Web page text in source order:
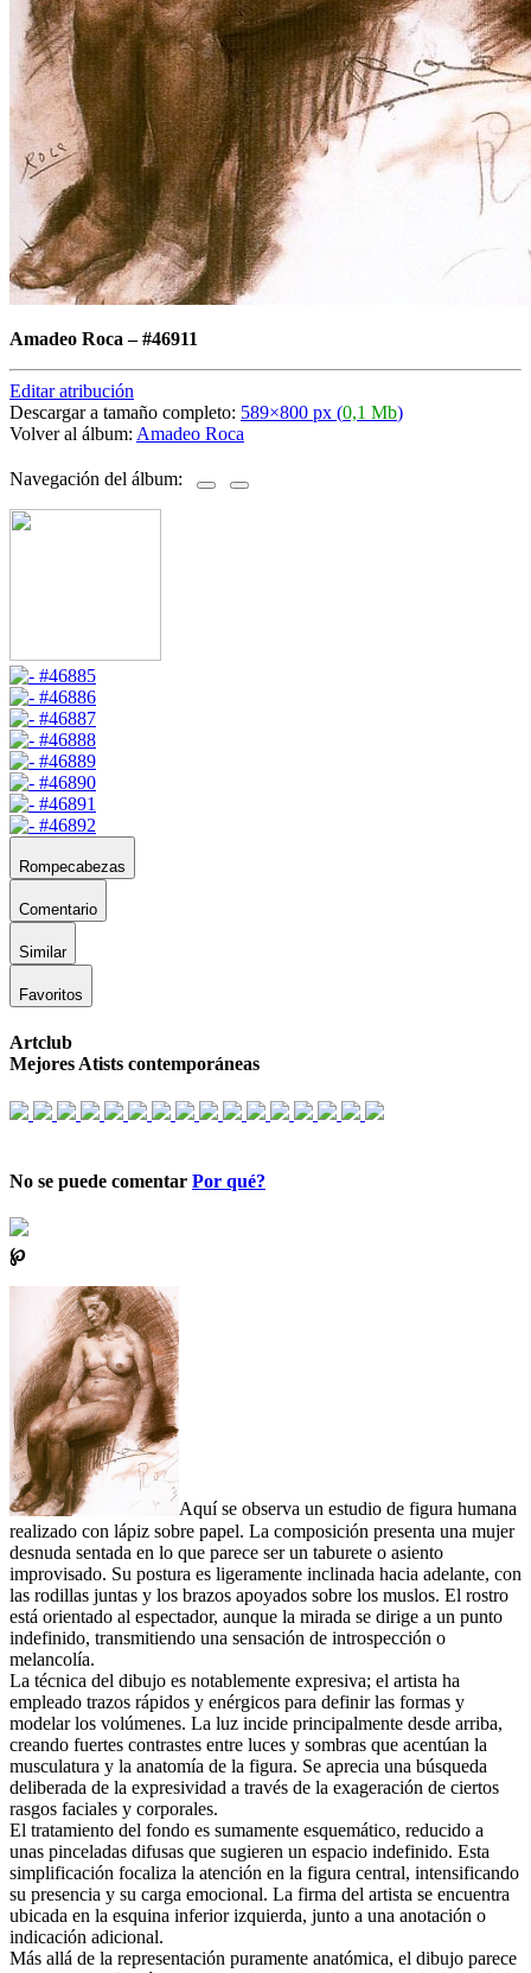
Amadeo Roca –#46911
Editar atribución
Descargar a tamaño completo: 589×800 px (0,1 Mb)
Volver al álbum: Amadeo Roca
Navegación del álbum:
Rompecabezas
Comentario
Similar
Favoritos
Artclub
Mejores Atists contemporáneas
No se puede comentar Por qué?
℘
Aquí se observa un estudio de figura humana
realizado con lápiz sobre papel. La composición presenta una mujer
desnuda sentada en lo que parece ser un taburete o asiento
improvisado. Su postura es ligeramente inclinada hacia adelante, con
las rodillas juntas y los brazos apoyados sobre los muslos. El rostro
está orientado al espectador, aunque la mirada se dirige a un punto
indefinido, transmitiendo una sensación de introspección o
melancolía.
La técnica del dibujo es notablemente expresiva; el artista ha
empleado trazos rápidos y enérgicos para definir las formas y
modelar los volúmenes. La luz incide principalmente desde arriba,
creando fuertes contrastes entre luces y sombras que acentúan la
musculatura y la anatomía de la figura. Se aprecia una búsqueda
deliberada de la expresividad a través de la exageración de ciertos
rasgos faciales y corporales.
El tratamiento del fondo es sumamente esquemático, reducido a
unas pinceladas difusas que sugieren un espacio indefinido. Esta
simplificación focaliza la atención en la figura central, intensificando
su presencia y su carga emocional. La firma del artista se encuentra
ubicada en la esquina inferior izquierda, junto a una anotación o
indicación adicional.
Más allá de la representación puramente anatómica, el dibujo parece